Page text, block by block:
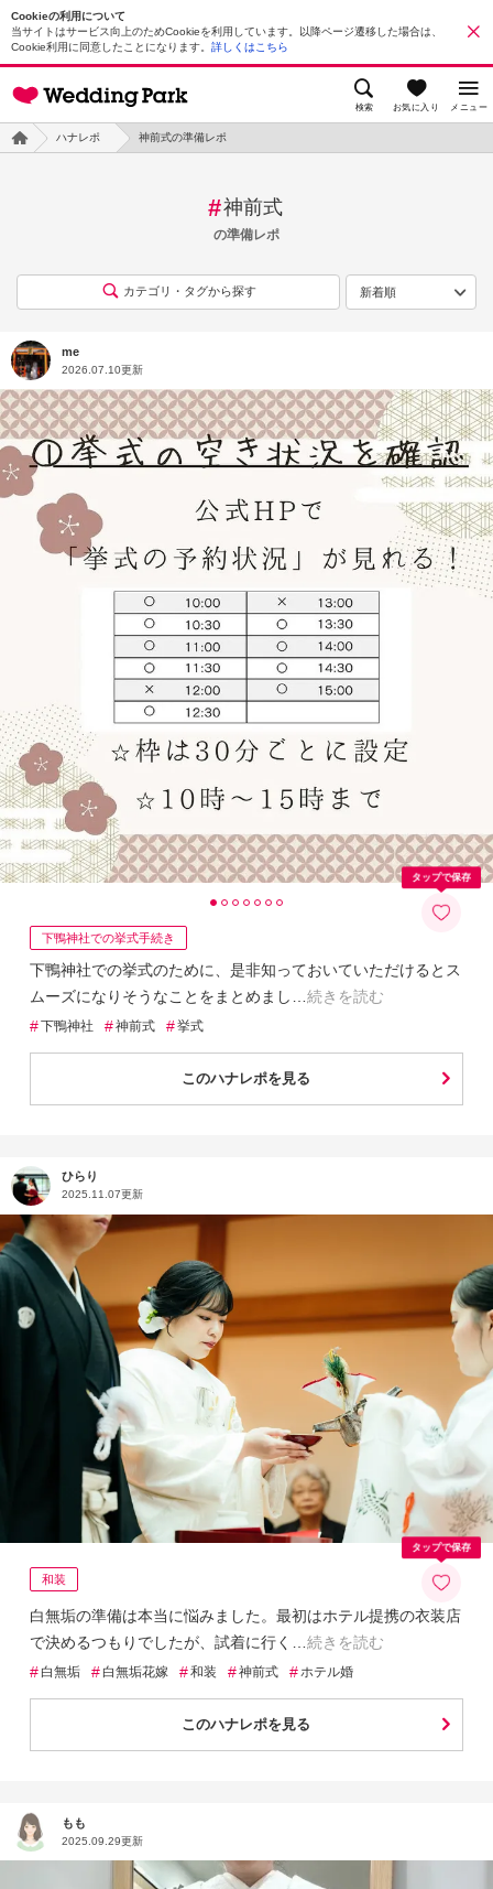
Cookieの利用について
当サイトはサービス向上のためCookieを利用しています。以降ページ遷移した場合は、
Cookie利用に同意したことになります。 詳しくはこちら
検索 お気に入り メニュー
ハナレポ 神前式の準備レポ
#神前式
の準備レポ
カテゴリ・タグから探す
me
2026.07.10更新
下鴨神社での挙式手続き
タップで保存
下鴨神社での挙式のために、是非知っておいていただけるとス
ムーズになりそうなことをまとめまし
続きを読む
#下鴨神社 #神前式 #挙式
このハナレポを見る
ひらり
2025.11.07更新
和装
タップで保存
白無垢の準備は本当に悩みました。最初はホテル提携の衣装店
で決めるつもりでしたが、試着に行く
続きを読む
# 白無垢 # 白無垢花嫁 #和装 #神前式 #ホテル婚
このハナレポを見る
もも
2025.09.29更新